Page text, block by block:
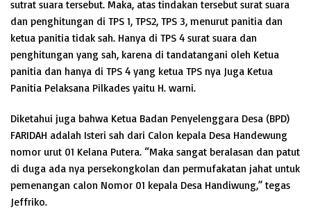
sutrat suara tersebut. Maka, atas tindakan tersebut surat suara
dan penghitungan di TPS 1, TPS2, TPS 3, menurut panitia dan
ketua panitia tidak sah. Hanya di TPS 4 surat suara dan
penghitungan yang sah, karena di tandatangani oleh Ketua
panitia dan hanya di TPS 4 yang ketua TPS nya Juga Ketua
Panitia Pelaksana Pilkades yaitu H. warni.
Diketahui juga bahwa Ketua Badan Penyelenggara Desa (BPD)
FARIDAH adalah Isteri sah dari Calon kepala Desa Handewung
nomor urut 01 Kelana Putera. “Maka sangat beralasan dan patut
di duga ada nya persekongkolan dan permufakatan jahat untuk
pemenangan calon Nomor 01 kepala Desa Handiwung,” tegas
Jeffriko.